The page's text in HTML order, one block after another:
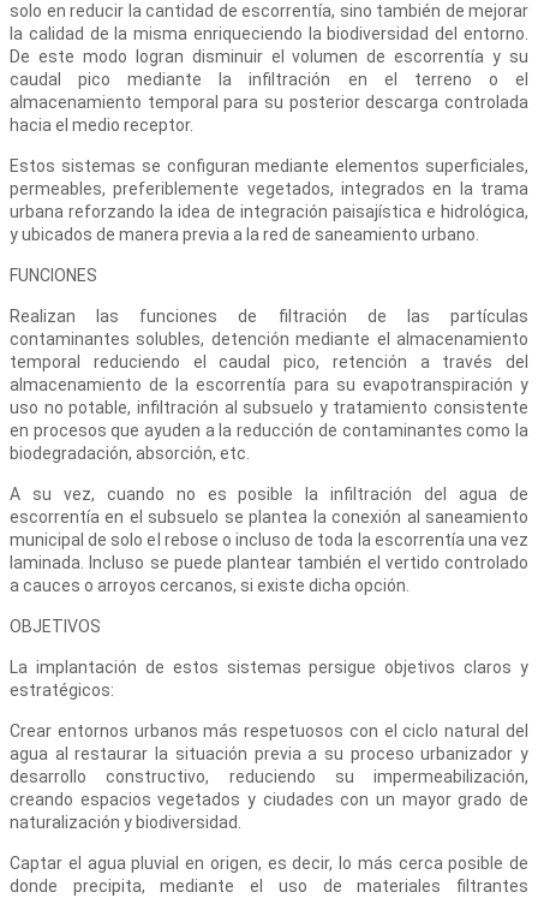
solo en reducir la cantidad de escorrentía, sino también de mejorar
la calidad de la misma enriqueciendo la biodiversidad del entorno.
De este modo logran disminuir el volumen de escorrentía y su
caudal pico mediante la infiltración en el terreno o el
almacenamiento temporal para su posterior descarga controlada
hacia el medio receptor.
Estos sistemas se configuran mediante elementos superficiales,
permeables, preferiblemente vegetados, integrados en la trama
urbana reforzando la idea de integración paisajística e hidrológica,
y ubicados de manera previa a la red de saneamiento urbano.
FUNCIONES
Realizan las funciones de filtración de las partículas
contaminantes solubles, detención mediante el almacenamiento
temporal reduciendo el caudal pico, retención a través del
almacenamiento de la escorrentía para su evapotranspiración y
uso no potable, infiltración al subsuelo y tratamiento consistente
en procesos que ayuden a la reducción de contaminantes como la
biodegradación, absorción, etc.
A su vez, cuando no es posible la infiltración del agua de
escorrentía en el subsuelo se plantea la conexión al saneamiento
municipal de solo el rebose o incluso de toda la escorrentía una vez
laminada. Incluso se puede plantear también el vertido controlado
a cauces o arroyos cercanos, si existe dicha opción.
OBJETIVOS
La implantación de estos sistemas persigue objetivos claros y
estratégicos:
Crear entornos urbanos más respetuosos con el ciclo natural del
agua al restaurar la situación previa a su proceso urbanizador y
desarrollo constructivo, reduciendo su impermeabilización,
creando espacios vegetados y ciudades con un mayor grado de
naturalización y biodiversidad.
Captar el agua pluvial en origen, es decir, lo más cerca posible de
donde precipita, mediante el uso de materiales filtrantes